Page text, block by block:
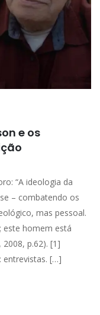
e os
“A ideologia da
– combatendo os
mas pessoal.
este homem está
p.62). [1]
entrevistas. […]